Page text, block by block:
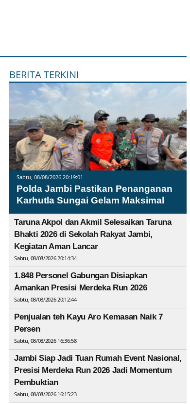
BERITA TERKINI
Sabtu, 08/08/2026 20:19:01
Polda Jambi Pastikan Penanganan
Karhutla Sungai Gelam Maksimal
Taruna Akpol dan Akmil Selesaikan Taruna
Bhakti 2026 di Sekolah Rakyat Jambi,
Kegiatan Aman Lancar
Sabtu, 08/08/2026 20:14:34
1.848 Personel Gabungan Disiapkan
Amankan Presisi Merdeka Run 2026
Sabtu, 08/08/2026 20:12:44
Penjualan teh Kayu Aro Kemasan Naik 7
Persen
Sabtu, 08/08/2026 16:36:58
Jambi Siap Jadi Tuan Rumah Event Nasional,
Presisi Merdeka Run 2026 Jadi Momentum
Pembuktian
Sabtu, 08/08/2026 16:15:23